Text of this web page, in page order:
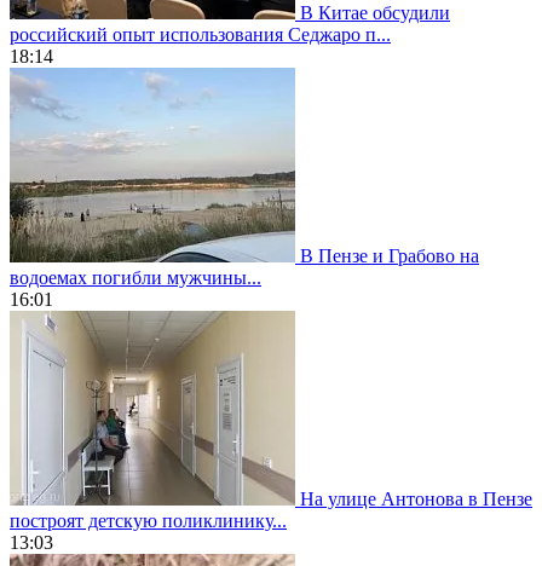
В Китае обсудили
российский опыт использования Седжаро п...
18:14
В Пензе и Грабово на
водоемах погибли мужчины...
16:01
На улице Антонова в Пензе
построят детскую поликлинику...
13:03